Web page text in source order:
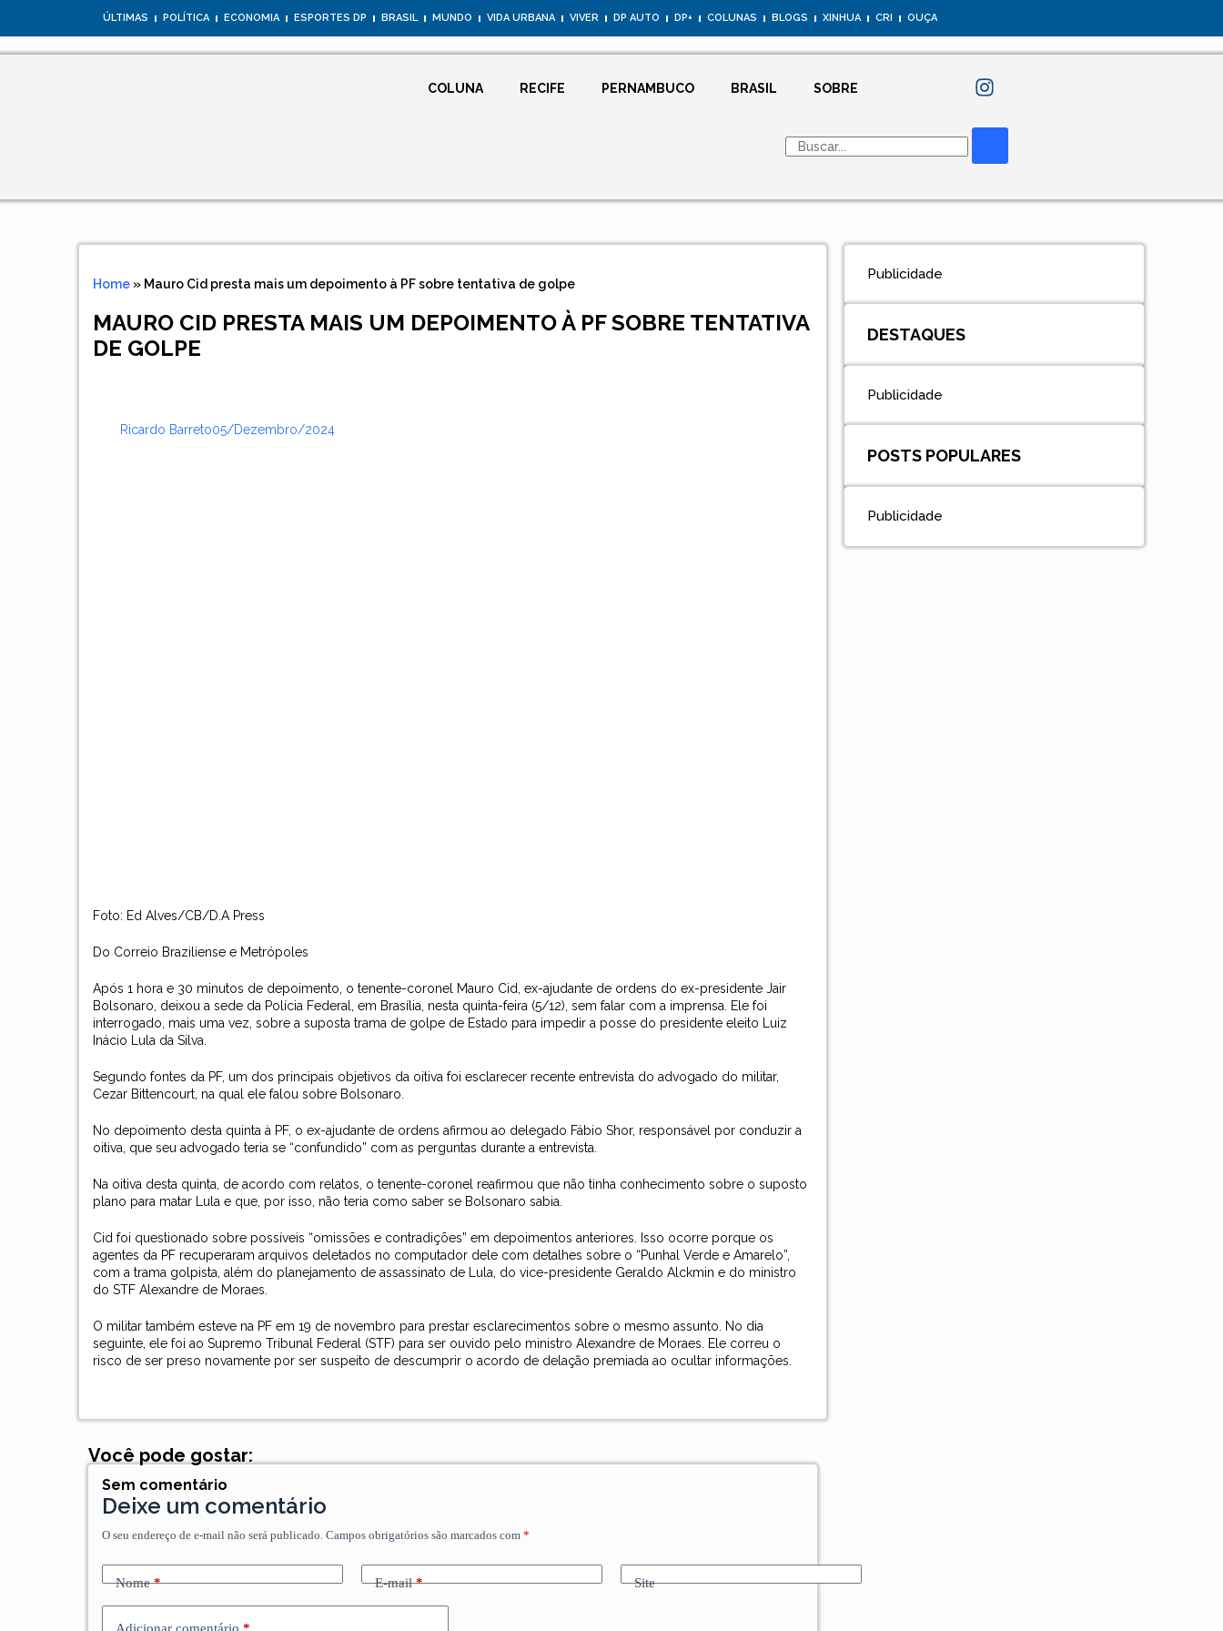
ÚLTIMAS POLÍTICA ECONOMIA ESPORTES DP BRASIL MUNDO VIDA URBANA VIVER DP AUTO DP+ COLUNAS BLOGS XINHUA CRI OUÇA
COLUNA RECIFE PERNAMBUCO BRASIL SOBRE
Home » Mauro Cid presta mais um depoimento à PF sobre tentativa de golpe
MAURO CID PRESTA MAIS UM DEPOIMENTO À PF SOBRE TENTATIVA
DE GOLPE
Ricardo Barreto05/dezembro/2024
Foto: Ed Alves/CB/D.A Press
Do Correio Braziliense e Metrópoles
Após 1 hora e 30 minutos de depoimento, o tenente-coronel Mauro Cid, ex-ajudante de ordens do ex-presidente Jair
Bolsonaro, deixou a sede da Polícia Federal, em Brasília, nesta quinta-feira (5/12), sem falar com a imprensa. Ele foi
interrogado, mais uma vez, sobre a suposta trama de golpe de Estado para impedir a posse do presidente eleito Luiz
Inácio Lula da Silva.
Segundo fontes da PF, um dos principais objetivos da oitiva foi esclarecer recente entrevista do advogado do militar,
Cezar Bittencourt, na qual ele falou sobre Bolsonaro.
No depoimento desta quinta à PF, o ex-ajudante de ordens afirmou ao delegado Fábio Shor, responsável por conduzir a
oitiva, que seu advogado teria se “confundido” com as perguntas durante a entrevista.
Na oitiva desta quinta, de acordo com relatos, o tenente-coronel reafirmou que não tinha conhecimento sobre o suposto
plano para matar Lula e que, por isso, não teria como saber se Bolsonaro sabia.
Cid foi questionado sobre possíveis “omissões e contradições” em depoimentos anteriores. Isso ocorre porque os
agentes da PF recuperaram arquivos deletados no computador dele com detalhes sobre o “Punhal Verde e Amarelo”,
com a trama golpista, além do planejamento de assassinato de Lula, do vice-presidente Geraldo Alckmin e do ministro
do STF Alexandre de Moraes.
O militar também esteve na PF em 19 de novembro para prestar esclarecimentos sobre o mesmo assunto. No dia
seguinte, ele foi ao Supremo Tribunal Federal (STF) para ser ouvido pelo ministro Alexandre de Moraes. Ele correu o
risco de ser preso novamente por ser suspeito de descumprir o acordo de delação premiada ao ocultar informações.
Você pode gostar:
Sem comentário
Deixe um comentário
O seu endereço de e-mail não será publicado. Campos obrigatórios são marcados com*
Nome* E-mail* Site
Adicionar comentário *
Publicidade
DESTAQUES
Publicidade
POSTS POPULARES
Publicidade